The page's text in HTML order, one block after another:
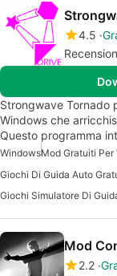
4.5
Strongwave Tornado
Windows che
Questo programma
WindowsMod Gratuiti Per
Mod
2.2